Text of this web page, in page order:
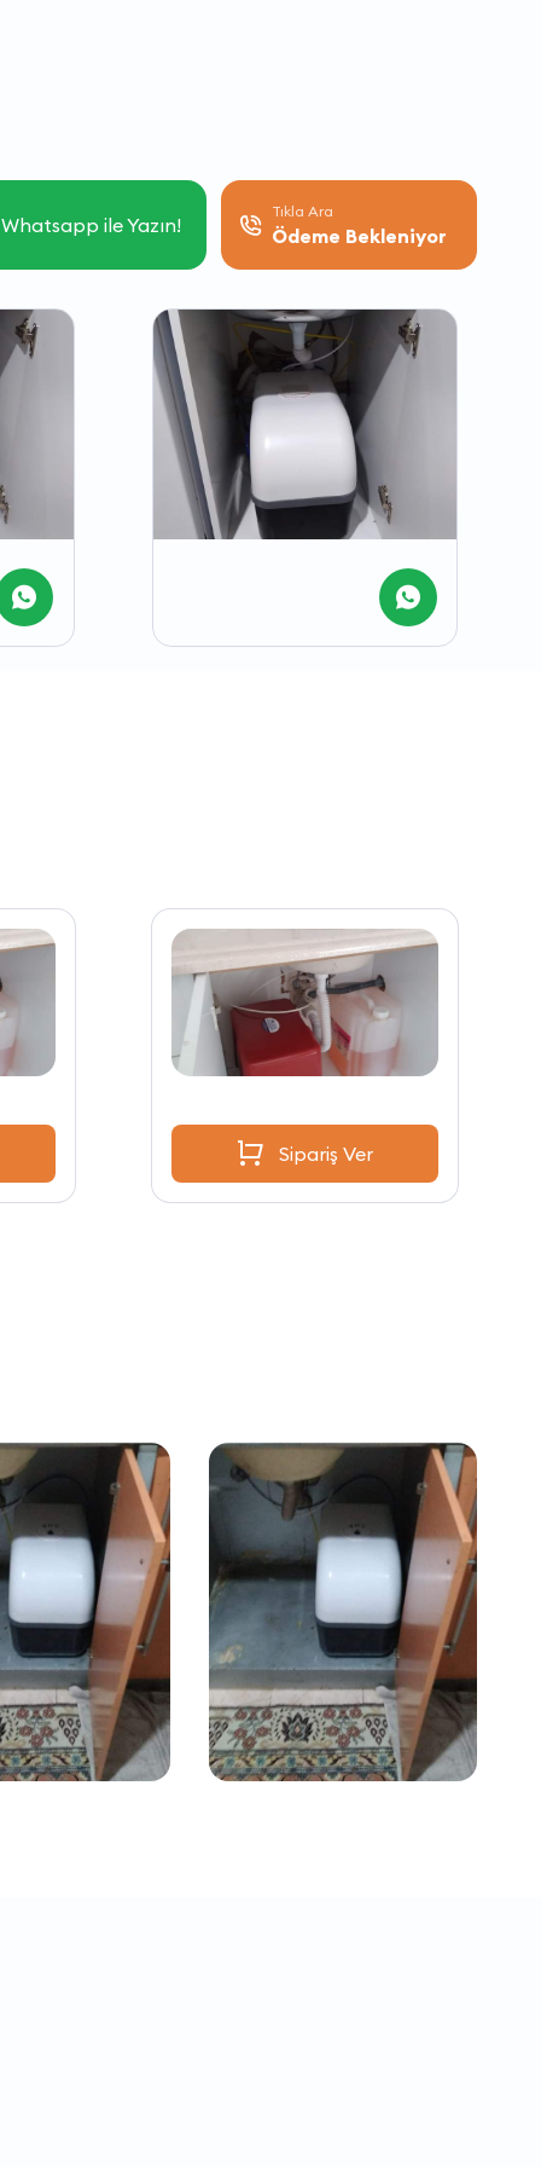
Whatsapp ile Yazın!
Tıkla Ara
Ödeme Bekleniyor
Sipariş Ver